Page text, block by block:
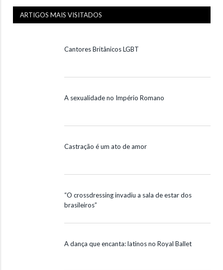
ARTIGOS MAIS VISITADOS
Cantores Britânicos LGBT
A sexualidade no Império Romano
Castração é um ato de amor
“O crossdressing invadiu a sala de estar dos
brasileiros”
A dança que encanta: latinos no Royal Ballet